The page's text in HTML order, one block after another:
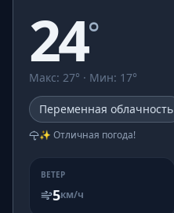
24°
Макс: 27° · Мин: 17°
Переменная облачность
✨ Отличная погода!
ВЕТЕР
5км/ч